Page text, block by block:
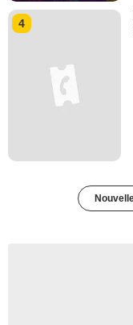
4